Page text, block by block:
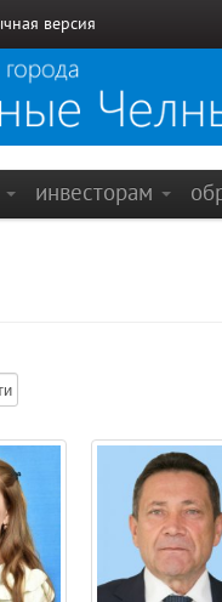
версия
инвесторам